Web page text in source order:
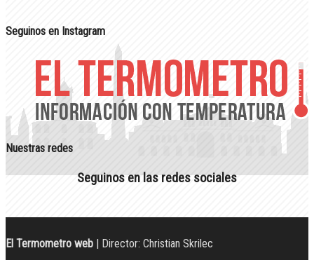
Seguinos en Instagram
Nuestras redes
Seguinos en las redes sociales
El Termometro web | Director: Christian Skrilec